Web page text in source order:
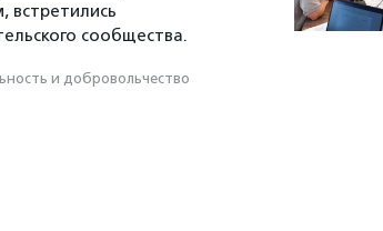
встретились
сообщества.
и доброволь­чест­во